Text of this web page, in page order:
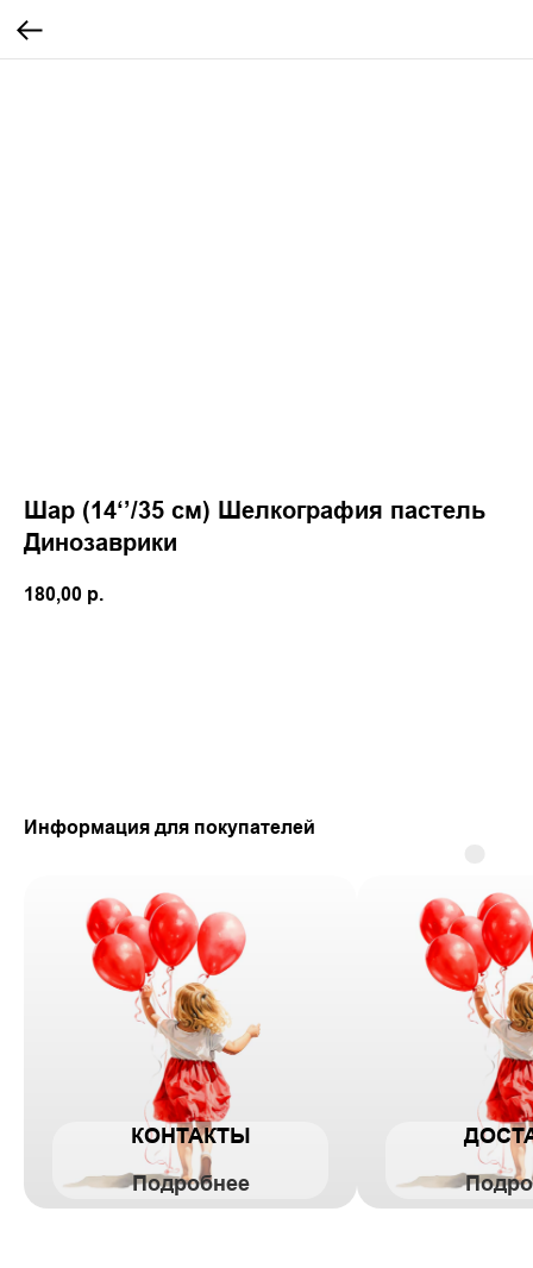
Шар (14‘’/35 см) Шелкография пастель
Динозаврики
180,00 р.
Информация для покупателей
КОНТАКТЫ
Подробнее